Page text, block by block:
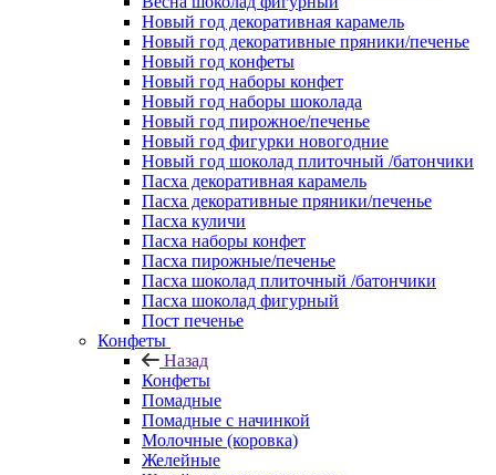
Новый год декоративная карамель
Новый год декоративные пряники/печенье
Новый год конфеты
Новый год наборы конфет
Новый год наборы шоколада
Новый год пирожное/печенье
Новый год фигурки новогодние
Новый год шоколад плиточный /батончики
Пасха декоративная карамель
Пасха декоративные пряники/печенье
Пасха куличи
Пасха наборы конфет
Пасха пирожные/печенье
Пасха шоколад плиточный /батончики
Пасха шоколад фигурный
Пост печенье
Конфеты
Назад
Конфеты
Помадные
Помадные с начинкой
Молочные (коровка)
Желейные